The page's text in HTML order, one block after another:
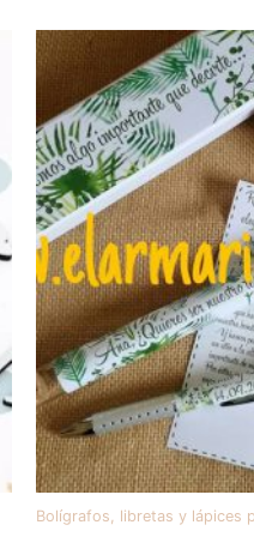
Bolígrafos, libretas y lápices